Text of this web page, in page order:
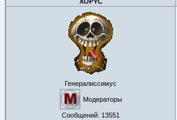
Генералиссимус
Модераторы
Сообщений: 13551